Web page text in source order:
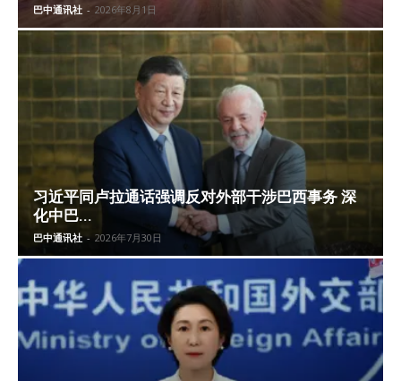
巴中通讯社 - 2026年8月1日
习近平同卢拉通话强调反对外部干涉巴西事务 深
化中巴...
巴中通讯社 - 2026年7月30日